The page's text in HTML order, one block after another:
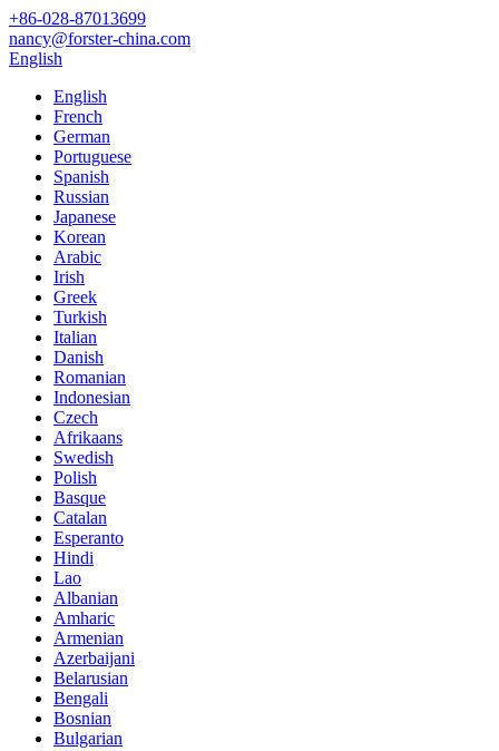
+86-028-87013699
nancy@forster-china.com
English
English
French
German
Portuguese
Spanish
Russian
Japanese
Korean
Arabic
Irish
Greek
Turkish
Italian
Danish
Romanian
Indonesian
Czech
Afrikaans
Swedish
Polish
Basque
Catalan
Esperanto
Hindi
Lao
Albanian
Amharic
Armenian
Azerbaijani
Belarusian
Bengali
Bosnian
Bulgarian